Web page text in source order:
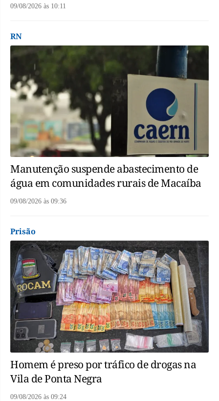
09/08/2026 às 10:11
RN
Manutenção suspende abastecimento de
água em comunidades rurais de Macaíba
09/08/2026 às 09:36
Prisão
Homem é preso por tráfico de drogas na
Vila de Ponta Negra
09/08/2026 às 09:24